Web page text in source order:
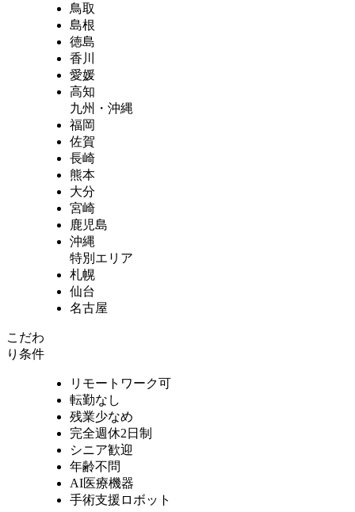
鳥取
島根
徳島
香川
愛媛
高知
九州・沖縄
福岡
佐賀
長崎
熊本
大分
宮崎
鹿児島
沖縄
特別エリア
札幌
仙台
名古屋
こだわ
り条件
リモートワーク可
転勤なし
残業少なめ
完全週休2日制
シニア歓迎
年齢不問
AI医療機器
手術支援ロボット